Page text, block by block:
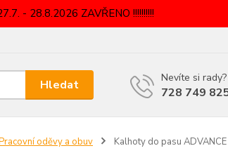
- 28.8.2026 ZAVŘENO !!!!!!!!!!
Hledat Nevíte si
728 749
oděvy a obuv Kalhoty do pasu